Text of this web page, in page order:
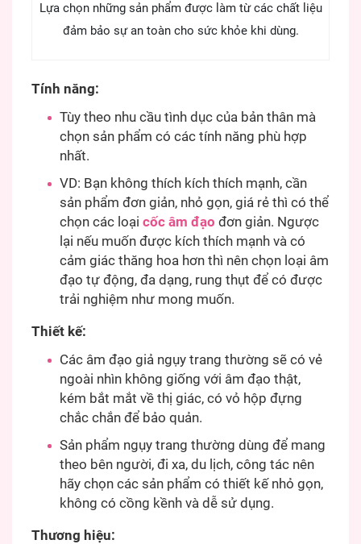
Lựa chọn những sản phẩm được làm từ các chất liệu
đảm bảo sự an toàn cho sức khỏe khi dùng.
Tính năng:
Tùy theo nhu cầu tình dục của bản thân mà
chọn sản phẩm có các tính năng phù hợp
nhất.
VD: Bạn không thích kích thích mạnh, cần
sản phẩm đơn giản, nhỏ gọn, giá rẻ thì có thể
chọn các loại cốc âm đạo đơn giản. Ngược
lại nếu muốn được kích thích mạnh và có
cảm giác thăng hoa hơn thì nên chọn loại âm
đạo tự động, đa dạng, rung thụt để có được
trải nghiệm như mong muốn.
Thiết kế:
Các âm đạo giả ngụy trang thường sẽ có vẻ
ngoài nhìn không giống với âm đạo thật,
kém bắt mắt về thị giác, có vỏ hộp đựng
chắc chắn để bảo quản.
Sản phẩm ngụy trang thường dùng để mang
theo bên người, đi xa, du lịch, công tác nên
hãy chọn các sản phẩm có thiết kế nhỏ gọn,
không có cồng kềnh và dễ sử dụng.
Thương hiệu: